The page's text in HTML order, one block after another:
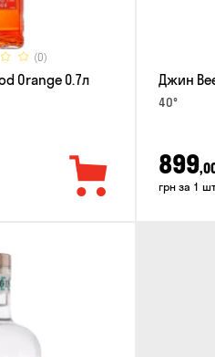
(0)
Orange 0.7л Джин
40°
899
грн за 1